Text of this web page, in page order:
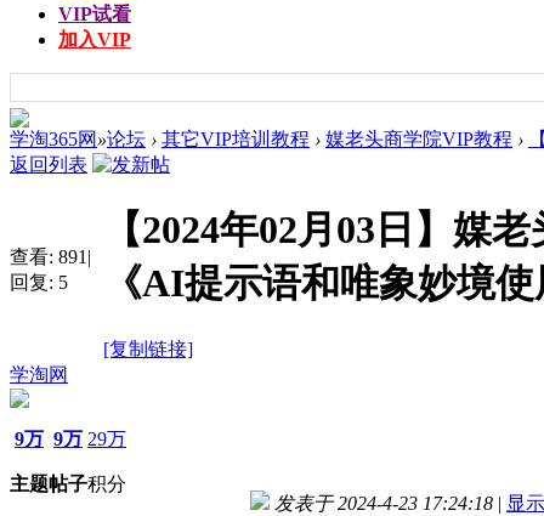
VIP试看
加入VIP
学淘365网 »论坛 › 其它VIP培训教程 › 媒老头商学院VIP教程 ›
返回列表
查看: 891 |
回复: 5
【2024年02月03日】媒
《AI提示语和唯象妙境
[复制链接]
学淘网
9万
主题
9万
帖子
29万
积分
发表于 2024-4-23 17:24:18 | 显